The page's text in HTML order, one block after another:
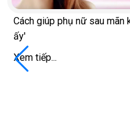
Cách giúp phụ nữ sau mãn
ấy'
Xem tiếp...